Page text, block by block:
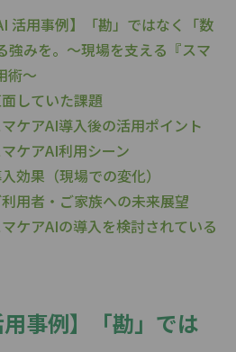
活用事例】「勘」ではなく「数
強みを。～現場を支える『スマ
術～
していた課題
ケアAI導入後の活用ポイント
ケアAI利用シーン
効果（現場での変化）
利用者・ご家族への未来展望
ケアAIの導入を検討されている
用事例】「勘」では